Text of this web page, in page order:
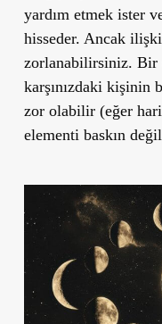
yardım etmek ister
hisseder. Ancak
zorlanabilirsiniz. Bir
karşınızdaki kişinin
zor olabilir (eğer
elementi baskın